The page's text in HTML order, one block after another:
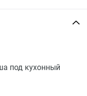
под кухонный